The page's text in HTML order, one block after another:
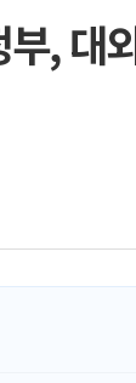
[사진] 빈살
이란와이어 "
폭염 누그러
사우디·튀르
, 대